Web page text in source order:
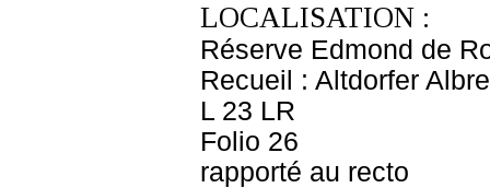
LOCALISATION :
Réserve Edmond de
Recueil : Altdorfer
L 23 LR
Folio 26
rapporté au recto